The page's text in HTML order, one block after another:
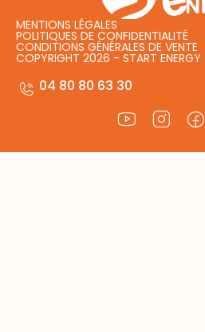
MENTIONS LÉGALES
POLITIQUES DE CONFIDENTIALITÉ
CONDITIONS GÉNÉRALES DE VENTE
COPYRIGHT 2026 - START ENERGY
04 80 80 63 30